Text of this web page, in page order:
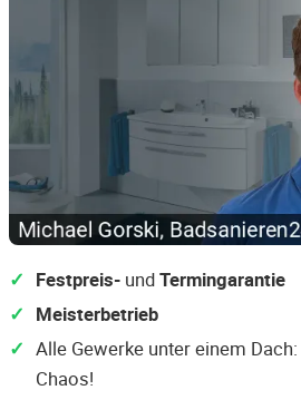
Festpreis- undTermingarantie
Meisterbetrieb
Alle Gewerke unter einem
Chaos!